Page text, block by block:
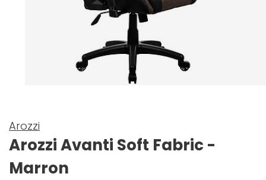
Arozzi
Arozzi Avanti Soft Fabric -
Marron